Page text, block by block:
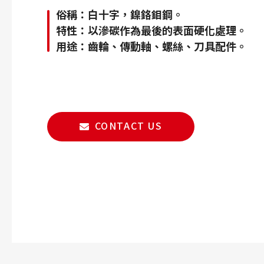
俗稱：白十字，鎳鉻鉬鋼。
特性：以滲碳作為最後的表面硬化處理。
用途：齒輪、傳動軸、螺絲、刀具配件。
CONTACT US